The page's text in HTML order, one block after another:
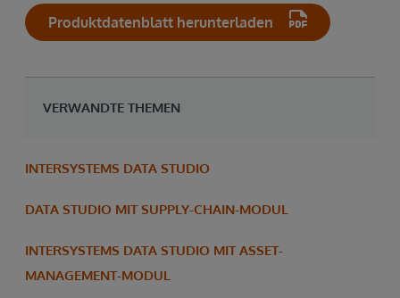
Produktdatenblatt herunterladen
VERWANDTE THEMEN
INTERSYSTEMS DATA STUDIO
DATA STUDIO MIT SUPPLY-CHAIN-MODUL
INTERSYSTEMS DATA STUDIO MIT ASSET-
MANAGEMENT-MODUL